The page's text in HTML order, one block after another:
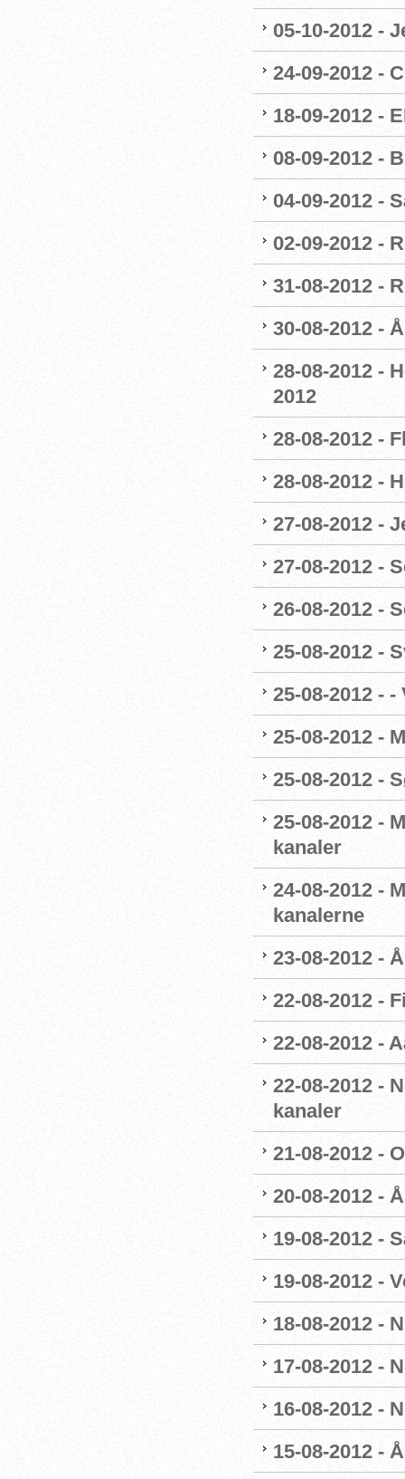
05-10-2012 -
24-09-2012 -
18-09-2012 -
08-09-2012 -
04-09-2012 -
02-09-2012 -
31-08-2012 -
30-08-2012 -
28-08-2012 -
2012
28-08-2012 -
28-08-2012 -
27-08-2012 -
27-08-2012 -
26-08-2012 -
25-08-2012 -
25-08-2012 -
25-08-2012 -
25-08-2012 -
25-08-2012 -
kanaler
24-08-2012 -
kanalerne
23-08-2012 -
22-08-2012 -
22-08-2012 -
22-08-2012 -
kanaler
21-08-2012 -
20-08-2012 -
19-08-2012 -
19-08-2012 -
18-08-2012 -
17-08-2012 -
16-08-2012 -
15-08-2012 -